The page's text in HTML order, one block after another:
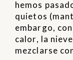
hemos
quietos
embargo,
calor, la
mezclarse